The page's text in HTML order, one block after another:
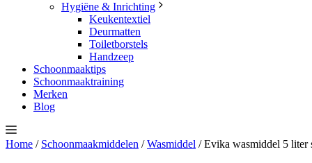
Hygiëne & Inrichting
Keukentextiel
Deurmatten
Toiletborstels
Handzeep
Schoonmaaktips
Schoonmaaktraining
Merken
Blog
Home / Schoonmaakmiddelen /Wasmiddel / Evika wasmiddel 5 liter